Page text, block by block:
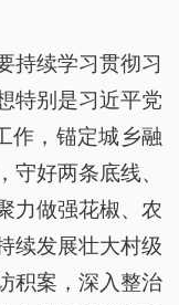
持续学习贯彻习
特别是习近平党
作，锚定城乡融
守好两条底线、
力做强花椒、农
续发展壮大村级
积案，深入整治